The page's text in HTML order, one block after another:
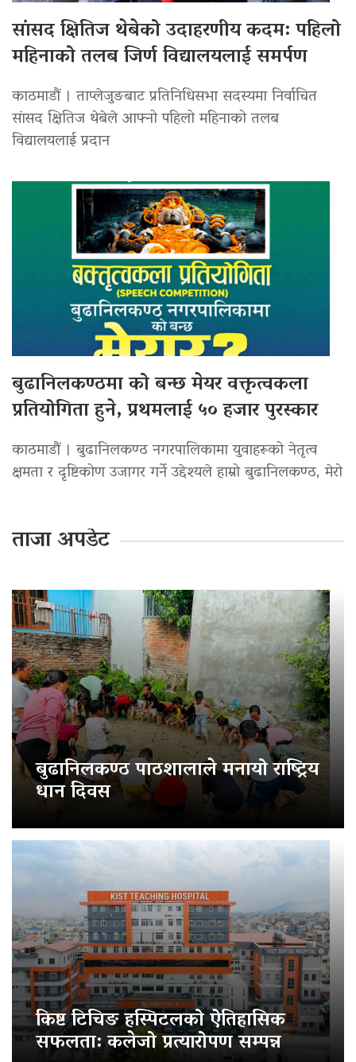
सांसद क्षितिज थेबेको उदाहरणीय कदम: पहिलो
महिनाको तलब जिर्ण विद्यालयलाई समर्पण
काठमाडौं । ताप्लेजुङबाट प्रतिनिधिसभा सदस्यमा निर्वाचित
सांसद क्षितिज थेबेले आफ्नो पहिलो महिनाको तलब
विद्यालयलाई प्रदान
बुढानिलकण्ठमा को बन्छ मेयर वक्तृत्वकला
प्रतियोगिता हुने, प्रथमलाई ५० हजार पुरस्कार
काठमाडौं । बुढानिलकण्ठ नगरपालिकामा युवाहरूको नेतृत्व
क्षमता र दृष्टिकोण उजागर गर्ने उद्देश्यले हाम्रो बुढानिलकण्ठ, मेरो
ताजा अपडेट
बुढानिलकण्ठ पाठशालाले मनायो राष्ट्रिय
धान दिवस
किष्ट टिचिङ हस्पिटलको ऐतिहासिक
सफलता: कलेजो प्रत्यारोपण सम्पन्न